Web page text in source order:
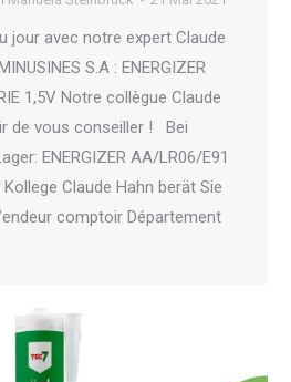
jour avec notre expert Claude
S.A : ENERGIZER
1,5V Notre collègue Claude
de vous conseiller ! Bei
ENERGIZER AA/LR06/E91
Kollege Claude Hahn berät Sie
comptoir Département